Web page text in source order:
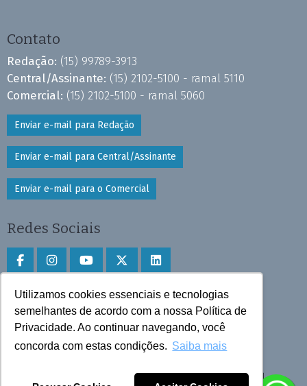
Utilizamos cookies essenciais e tecnologias
semelhantes de acordo com a nossa Política de
Privacidade. Ao continuar navegando, você
concorda com estas condições. Saiba mais
Contato
Redação: (15) 99789-3913
Central/Assinante: (15) 2102-5100 - ramal 5110
Comercial: (15) 2102-5100 - ramal 5060
Enviar e-mail para Redação
Enviar e-mail para Central/Assinante
Enviar e-mail para o Comercial
Redes Sociais
Faça download do aplicativo
Play Store e App Store
Todos os direitos reservados © 2025 Cruzeiro do Sul